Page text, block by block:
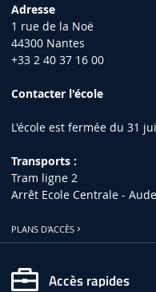
Adresse
1 rue de la Noë
44300 Nantes
+33 2 40 37 16 00
Contacter l'école
L'école est fermée du 31
Transports :
Tram ligne 2
Arrêt Ecole Centrale -
PLANS D'ACCÈS
Accès rapides